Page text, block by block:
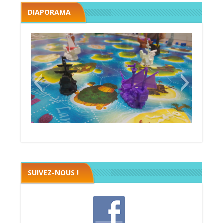
DIAPORAMA
SUIVEZ-NOUS !